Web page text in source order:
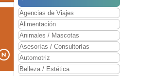
Agencias de Viajes
Alimentación
Animales / Mascotas
Asesorías / Consultorías
Automotriz
Belleza / Estética